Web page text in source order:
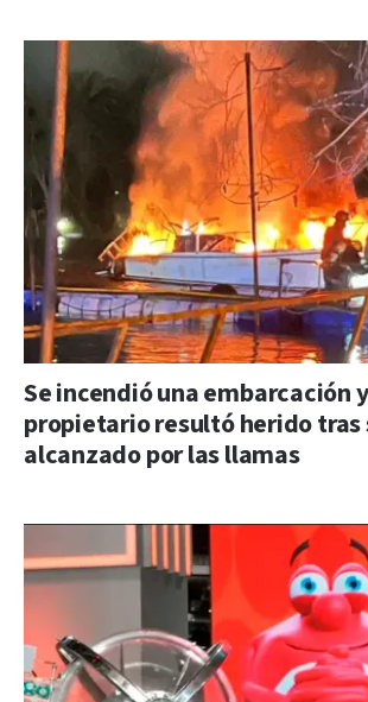
Se incendió una embarcación
propietario resultó herido tras
alcanzado por las llamas